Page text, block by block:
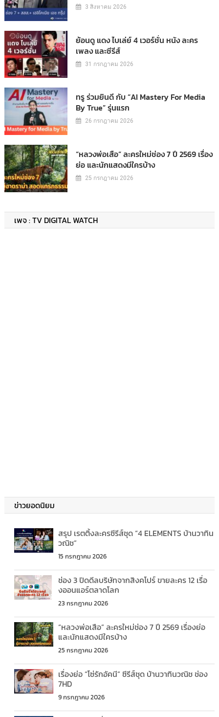
3 สิงหาคม 2026
ย้อนดู แดง ไบเล่ย์ 4 เวอร์ชั่น หนัง ละคร
เพลง และซีรีส์
31 กรกฎาคม 2026
ทรู ร่วมยินดี กับ “AI Mastery For Media
By True” รุ่นแรก
26 กรกฎาคม 2026
“หลวงพ่อเสือ” ละครใหม่ช่อง 7 ปี 2569 เรื่อง
ย่อ และนักแสดงมีใครบ้าง
25 กรกฎาคม 2026
เพจ : TV DIGITAL WATCH
ข่าวยอดนิยม
สรุป เรตติ้งละครซีรีส์ชุด “4 ELEMENTS บ้านวาทิน
วณิช”
15 กรกฎาคม 2026
ช่อง 3 ปิดดีลบริษัทจากสิงคโปร์ ขายละคร 12 เรื่อ
งออนแอร์ตลาดโลก
23 กรกฎาคม 2026
“หลวงพ่อเสือ” ละครใหม่ช่อง 7 ปี 2569 เรื่องย่อ
และนักแสดงมีใครบ้าง
25 กรกฎาคม 2026
เรื่องย่อ “โซ่รักอัคนี” ซีรีส์ชุด บ้านวาทินวณิช ช่อง
7HD
9 กรกฎาคม 2026